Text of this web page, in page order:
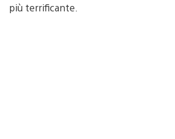
più terrificante.